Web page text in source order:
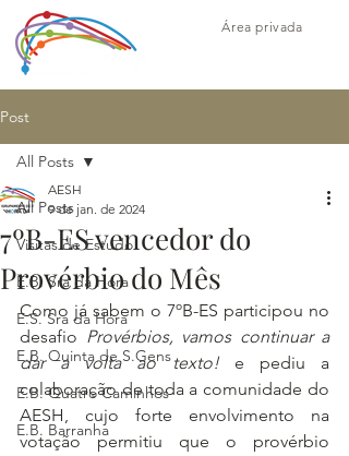
Área privada
Post
All Posts
Visitas de Estudo
E.B. Sra da Hora
E.S. Sra da Hora
E.B. Quinta de S.Gens
E.B. Quatro Caminhos
E.B. Barranha
All Posts
7ºB-ES vencedor do
Provérbio do Mês
AESH
9 de jan. de 2024
Como já sabem o 7ºB-ES participou no
desafio Provérbios, vamos continuar a
dar a volta ao texto!
e pediu a
colaboração de toda a comunidade do
AESH, cujo forte envolvimento na
votação permitiu que o provérbio